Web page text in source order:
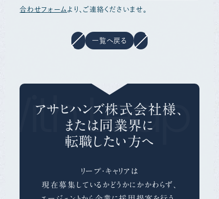
合わせフォーム より、ご連絡くださいませ。
一覧へ戻る
Leap
アサヒハンズ株式会社様、
または同業界に
転職したい方へ
リープ・キャリアは
現在募集しているかどうかにかかわらず、